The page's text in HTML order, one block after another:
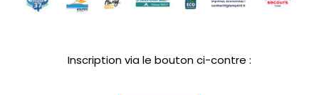
Inscription via le bouton ci-contre :